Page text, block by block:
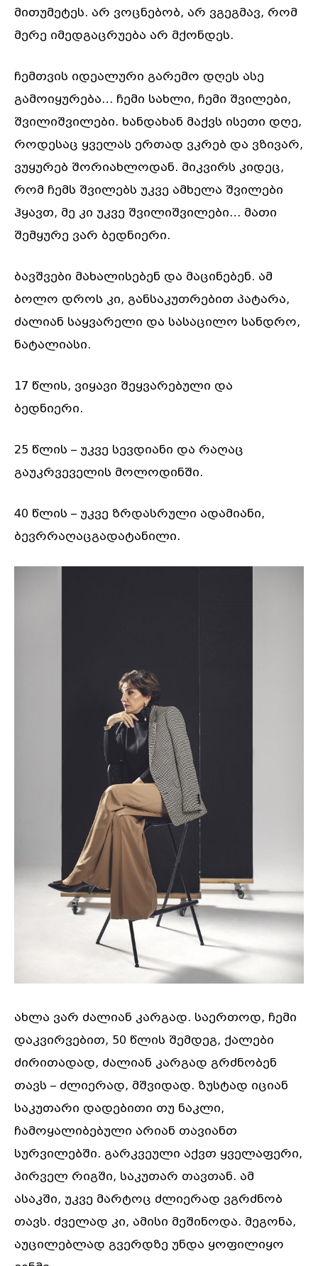
მითუმეტეს. არ ვოცნებობ, არ ვგეგმავ, რომ
მერე იმედგაცრუება არ მქონდეს.
ჩემთვის იდეალური გარემო დღეს ასე
გამოიყურება… ჩემი სახლი, ჩემი შვილები,
შვილიშვილები. ხანდახან მაქვს ისეთი დღე,
როდესაც ყველას ერთად ვკრებ და ვზივარ,
ვუყურებ შორიახლოდან. მიკვირს კიდეც,
რომ ჩემს შვილებს უკვე ამხელა შვილები
ჰყავთ, მე კი უკვე შვილიშვილები… მათი
შემყურე ვარ ბედნიერი.
ბავშვები მახალისებენ და მაცინებენ. ამ
ბოლო დროს კი, განსაკუთრებით პატარა,
ძალიან საყვარელი და სასაცილო სანდრო,
ნატალიასი.
17 წლის, ვიყავი შეყვარებული და
ბედნიერი.
25 წლის – უკვე სევდიანი და რაღაც
გაუკრვეველის მოლოდინში.
40 წლის – უკვე ზრდასრული ადამიანი,
ბევრრაღაცგადატანილი.
ახლა ვარ ძალიან კარგად. საერთოდ, ჩემი
დაკვირვებით, 50 წლის შემდეგ, ქალები
ძირითადად, ძალიან კარგად გრძნობენ
თავს – ძლიერად, მშვიდად. ზუსტად იციან
საკუთარი დადებითი თუ ნაკლი,
ჩამოყალიბებული არიან თავიანთ
სურვილებში. გარკვეული აქვთ ყველაფერი,
პირველ რიგში, საკუთარ თავთან. ამ
ასაკში, უკვე მარტოც ძლიერად ვგრძნობ
თავს. ძველად კი, ამისი მეშინოდა. მეგონა,
აუცილებლად გვერდზე უნდა ყოფილიყო